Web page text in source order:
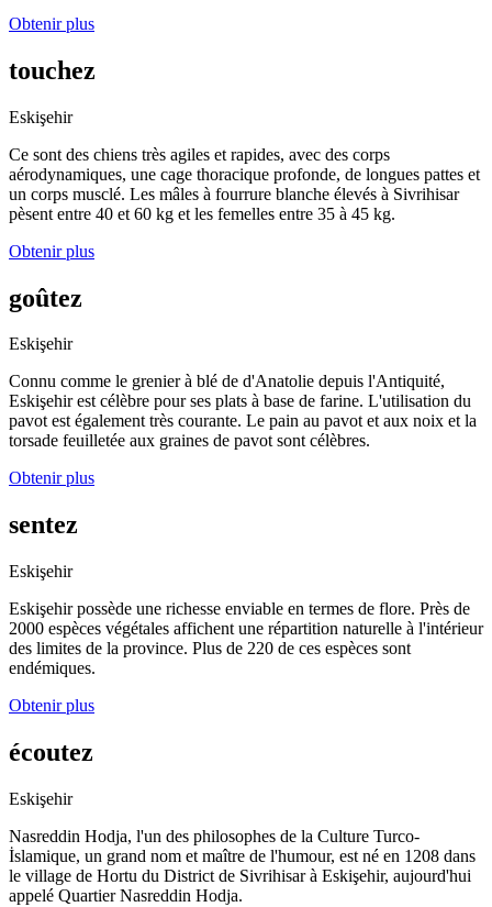
Obtenir plus
touchez
Eskişehir
Ce sont des chiens très agiles et rapides, avec des corps
aérodynamiques, une cage thoracique profonde, de longues pattes et
un corps musclé. Les mâles à fourrure blanche élevés à Sivrihisar
pèsent entre 40 et 60 kg et les femelles entre 35 à 45 kg.
Obtenir plus
goûtez
Eskişehir
Connu comme le grenier à blé de d'Anatolie depuis l'Antiquité,
Eskişehir est célèbre pour ses plats à base de farine. L'utilisation du
pavot est également très courante. Le pain au pavot et aux noix et la
torsade feuilletée aux graines de pavot sont célèbres.
Obtenir plus
sentez
Eskişehir
Eskişehir possède une richesse enviable en termes de flore. Près de
2000 espèces végétales affichent une répartition naturelle à l'intérieur
des limites de la province. Plus de 220 de ces espèces sont
endémiques.
Obtenir plus
écoutez
Eskişehir
Nasreddin Hodja, l'un des philosophes de la Culture Turco-
İslamique, un grand nom et maître de l'humour, est né en 1208 dans
le village de Hortu du District de Sivrihisar à Eskişehir, aujourd'hui
appelé Quartier Nasreddin Hodja.